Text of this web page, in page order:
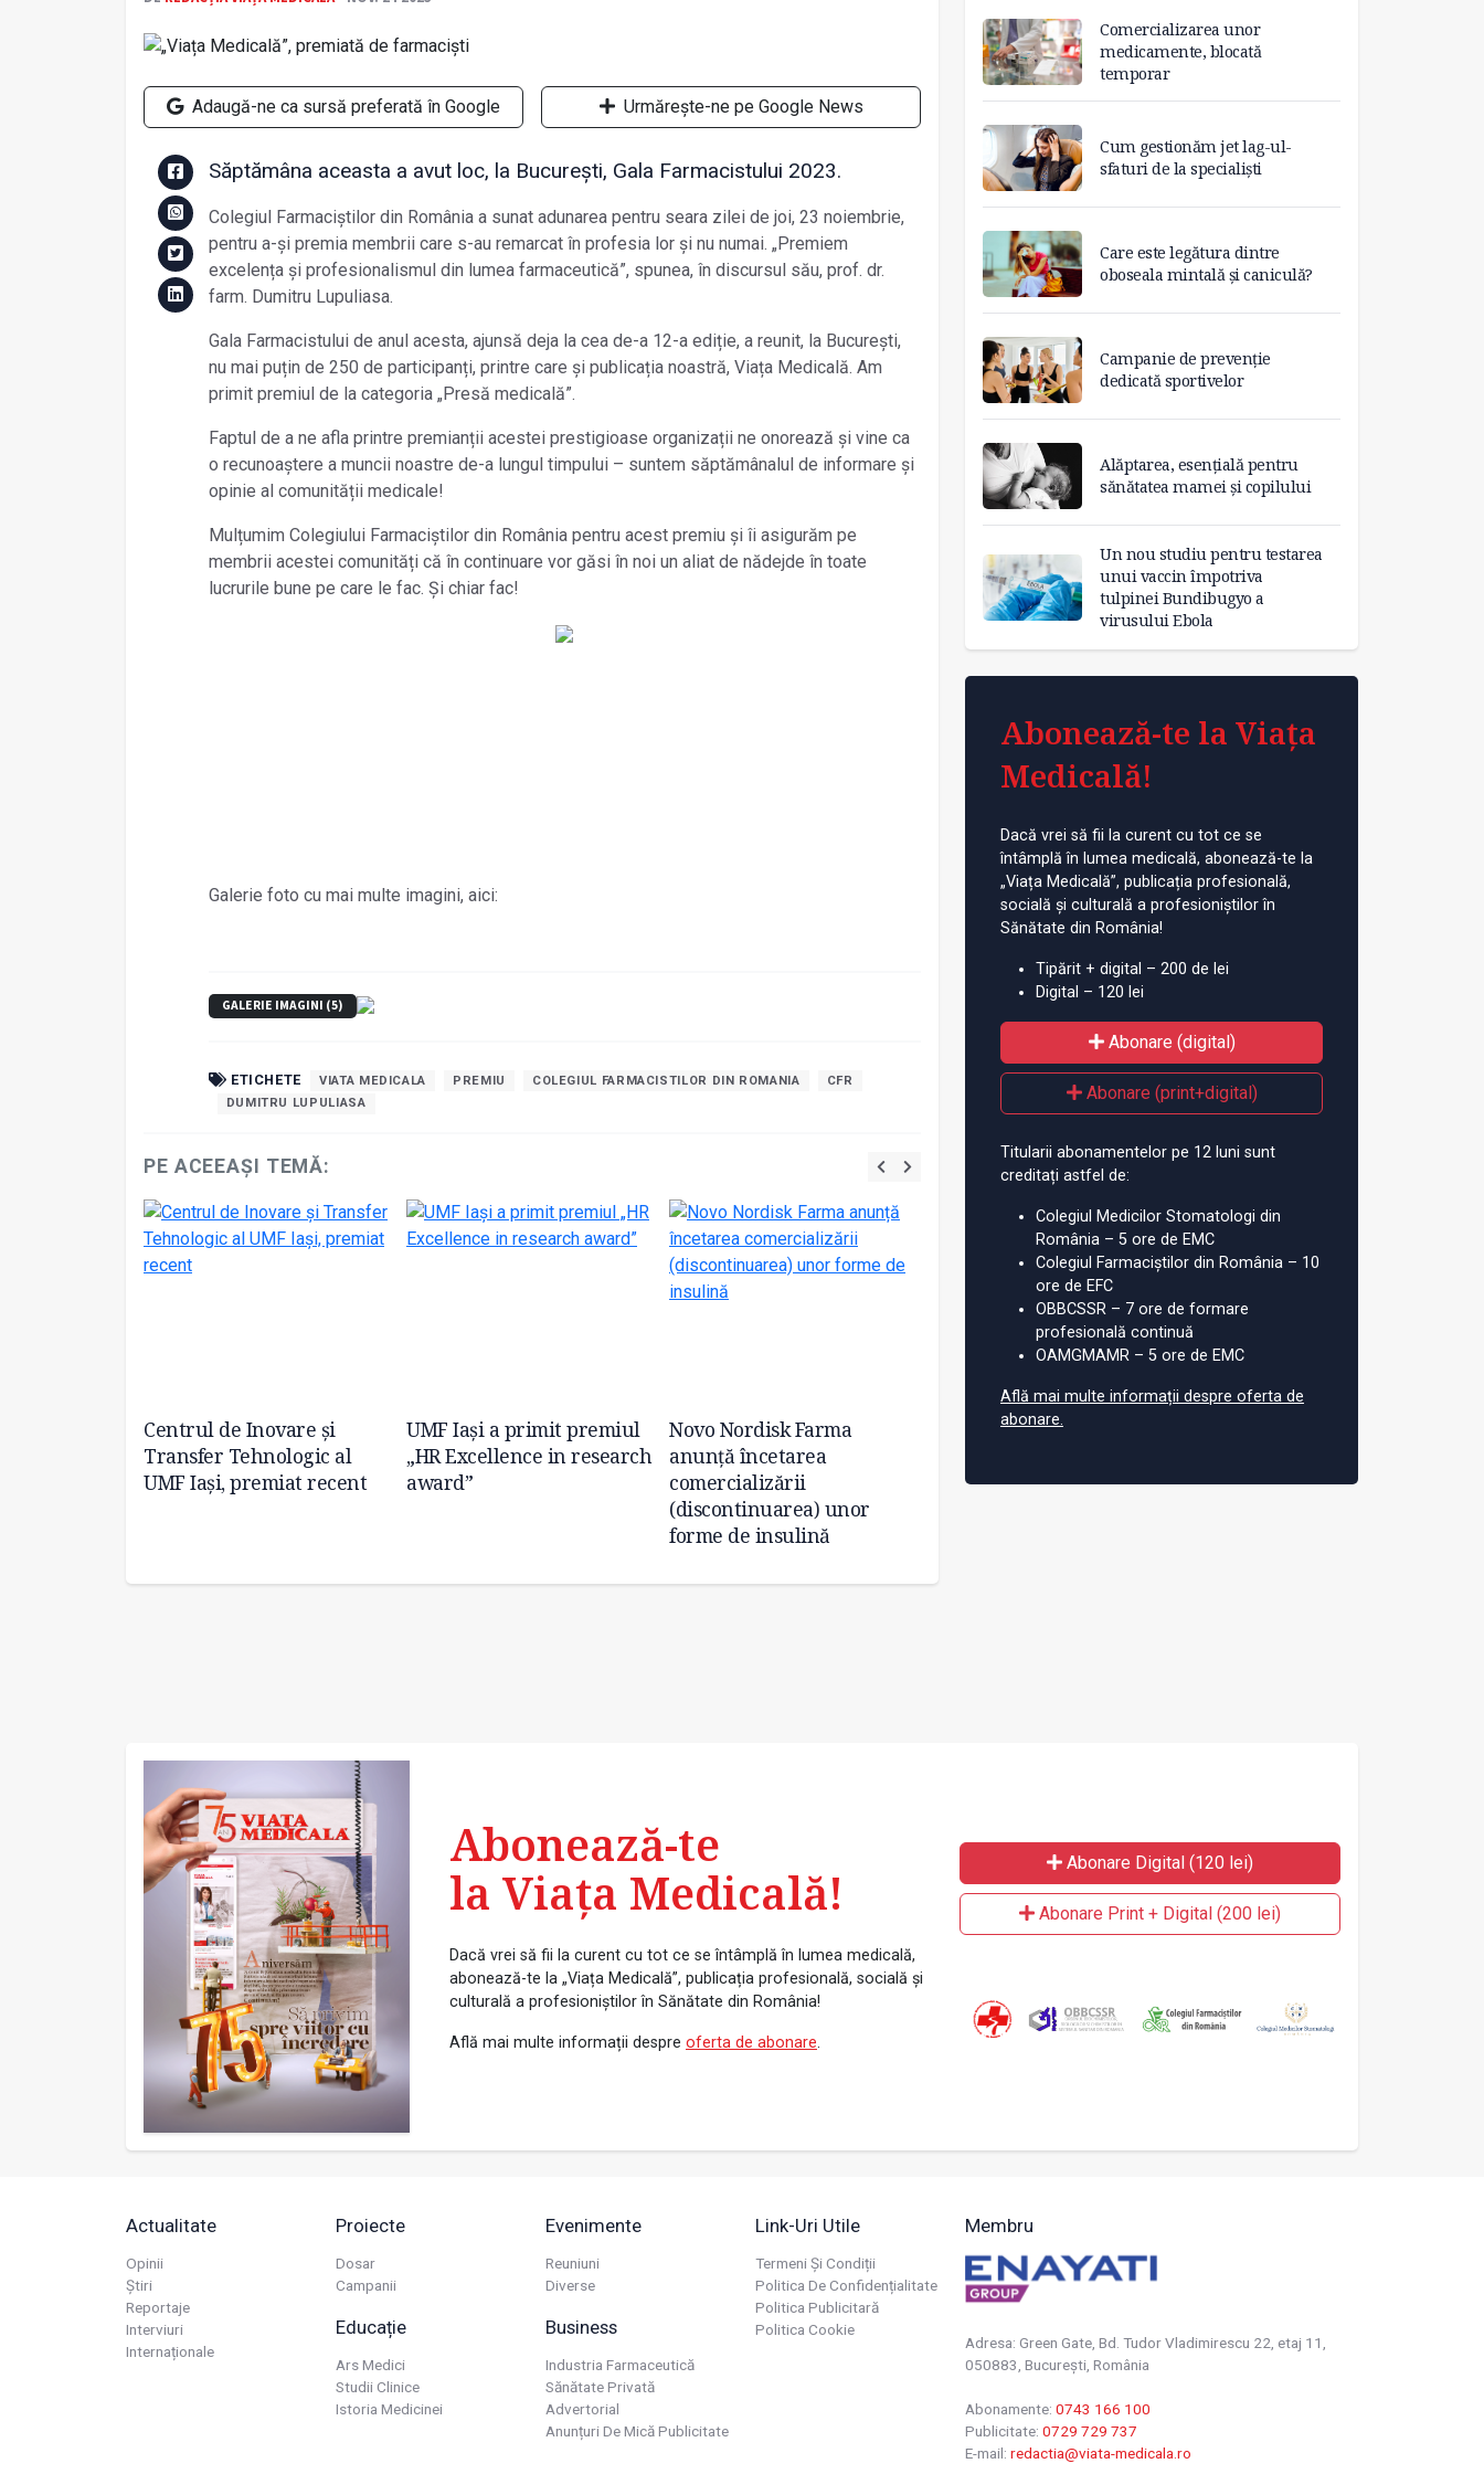
Adaugă-ne ca sursă preferată în Google Urmărește-ne pe Google News
Săptămâna aceasta a avut loc, la București, Gala Farmacistului 2023.
Colegiul Farmaciștilor din România a sunat adunarea pentru seara zilei de joi, 23 noiembrie,
pentru a-și premia membrii care s-au remarcat în profesia lor și nu numai. „Premiem
excelența și profesionalismul din lumea farmaceutică”, spunea, în discursul său, prof. dr.
farm. Dumitru Lupuliasa.
Gala Farmacistului de anul acesta, ajunsă deja la cea de-a 12-a ediție, a reunit, la București,
nu mai puțin de 250 de participanți, printre care și publicația noastră, Viața Medicală. Am
primit premiul de la categoria „Presă medicală”.
Faptul de a ne afla printre premianții acestei prestigioase organizații ne onorează și vine ca
o recunoaștere a muncii noastre de-a lungul timpului – suntem săptămânalul de informare și
opinie al comunității medicale!
Mulțumim Colegiului Farmaciștilor din România pentru acest premiu și îi asigurăm pe
membrii acestei comunități că în continuare vor găsi în noi un aliat de nădejde în toate
lucrurile bune pe care le fac. Și chiar fac!
Galerie foto cu mai multe imagini, aici:
GALERIE IMAGINI (5)
ETICHETE VIATA MEDICALA PREMIU COLEGIUL FARMACISTILOR DIN ROMANIA
CFR
DUMITRU LUPULIASA
PE ACEEAȘI TEMĂ:
Centrul de Inovare și
Transfer Tehnologic al
UMF Iași, premiat recent
UMF Iași a primit premiul
„HR Excellence in research
award”
Novo Nordisk Farma
anunță încetarea
comercializării
(discontinuarea) unor
forme de insulină
Conferința Viața Medicală:
medicina internă
Medichub
Comercializarea unor
medicamente, blocată
temporar
Cum gestionăm jet lag-ul-
sfaturi de la specialiști
Care este legătura dintre
oboseala mintală și caniculă?
Campanie de prevenție
dedicată sportivelor
Alăptarea, esențială pentru
sănătatea mamei și copilului
Un nou studiu pentru testarea
unui vaccin împotriva
tulpinei Bundibugyo a
virusului Ebola
Abonează-te la Viața
Medicală!
Dacă vrei să fii la curent cu tot ce se
întâmplă în lumea medicală, abonează-te la
„Viața Medicală”, publicația profesională,
socială și culturală a profesioniștilor în
Sănătate din România!
Tipărit + digital – 200 de lei
Digital – 120 lei
Abonare (digital)
Abonare (print+digital)
Titularii abonamentelor pe 12 luni sunt
creditați astfel de:
Colegiul Medicilor Stomatologi din
România – 5 ore de EMC
Colegiul Farmaciștilor din România – 10
ore de EFC
OBBCSSR – 7 ore de formare
profesională continuă
OAMGMAMR – 5 ore de EMC
Află mai multe informații despre oferta de
abonare.
Abonează-te
la Viața Medicală!
Dacă vrei să fii la curent cu tot ce se întâmplă în lumea medicală,
abonează-te la „Viața Medicală”, publicația profesională, socială și
culturală a profesioniștilor în Sănătate din România!
Află mai multe informații despre oferta de abonare.
Abonare Digital (120 lei)
Abonare Print + Digital (200 lei)
Actualitate
Opinii
Știri
Reportaje
Interviuri
Internaționale
Proiecte
Dosar
Campanii
Educație
Ars Medici
Studii Clinice
Istoria Medicinei
Evenimente
Reuniuni
Diverse
Business
Industria Farmaceutică
Sănătate Privată
Advertorial
Anunțuri De Mică Publicitate
Link-Uri Utile
Termeni Și Condiții
Politica De Confidențialitate
Politica Publicitară
Politica Cookie
Membru
Adresa: Green Gate, Bd. Tudor Vladimirescu 22, etaj 11,
050883, Bucureşti, România
Abonamente: 0743 166 100
Publicitate: 0729 729 737
E-mail: redactia@viata-medicala.ro